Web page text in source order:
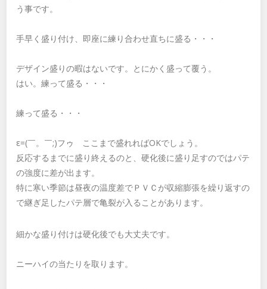
う事です。
手早く盛り付け、即座に練り合わせ直ちに盛る・・・
デザイン盛りの暇はないです。とにかく盛って覆う。
はい。練って盛る・・・
練って盛る・・・
ε=(￣。￣;)フゥ ここまで盛れればOKでしょう。
反応するまでに盛り終えるのと、硬化後に盛り足すのではパテ
の強度に差が出ます。
特に寒い季節は昼夜の温度差でＰＶＣが収縮膨張を繰り返すの
で継ぎ足したパテ層で亀裂が入ることがあります。
細かな盛り付けは硬化後でも大丈夫です。
ニーハイの当たりを取ります。